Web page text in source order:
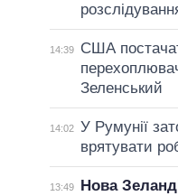
14:39
США
Зеленський
14:02 У Румунії
врятувати
13:49
Нова